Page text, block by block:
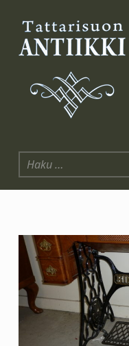
Tattarisuon Antiikki
Haku: